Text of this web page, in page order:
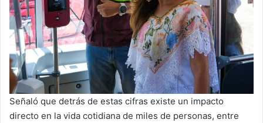
Señaló que detrás de estas cifras existe un impacto
directo en la vida cotidiana de miles de personas, entre